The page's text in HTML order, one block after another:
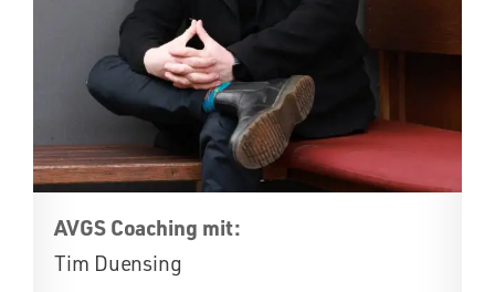
AVGS Coaching mit:
Tim Duensing